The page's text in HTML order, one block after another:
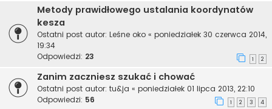
Metody prawidłowego ustalania koordynatów
kesza
Ostatni post autor: Leśne oko « poniedziałek 30 czerwca 2014,
19:34
Odpowiedzi: 23 1 2
Zanim zaczniesz szukać i chować
Ostatni post autor: tu&ja « poniedziałek 01 lipca 2013, 22:10
Odpowiedzi: 56 1 2 3 4